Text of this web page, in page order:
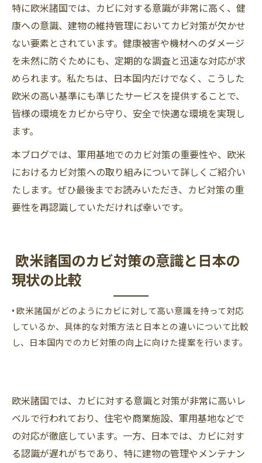
特に欧米諸国では、カビに対する意識が非常に高く、健
康への意識、建物の維持管理においてカビ対策が欠かせ
ない要素とされています。健康被害や機材へのダメージ
を未然に防ぐためにも、定期的な調査と迅速な対応が求
められます。私たちは、日本国内だけでなく、こうした
欧米の高い基準にも準じたサービスを提供することで、
皆様の環境をカビから守り、安全で快適な環境を実現し
ます。
本ブログでは、軍用基地でのカビ対策の重要性や、欧米
におけるカビ対策への取り組みについて詳しくご紹介い
たします。ぜひ最後までお読みいただき、カビ対策の重
要性を再認識していただければ幸いです。
欧米諸国のカビ対策の意識と日本の
現状の比較
• 欧米諸国がどのようにカビに対して高い意識を持って対応
しているか、具体的な対策方法と日本との違いについて比較
し、日本国内でのカビ対策の向上に向けた提案を行います。
欧米諸国では、カビに対する意識と対策が非常に高いレ
ベルで行われており、住宅や商業施設、軍用基地などで
の対応が徹底しています。一方、日本では、カビに対す
る認識が遅れがちであり、特に建物の管理やメンテナン